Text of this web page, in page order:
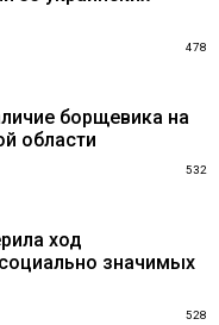
478
борщевика на
области
532
ход
значимых
528